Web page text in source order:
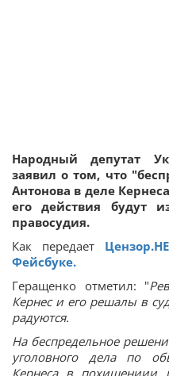
Народный депутат
заявил о том, что
Антонова в деле
его действия будут
правосудия.
Как передает
Фейсбуке.
Геращенко отметил: "
Кернес и его решалы в
радуются.
На беспредельное
уголовного дела по
Кернеса в похищениии